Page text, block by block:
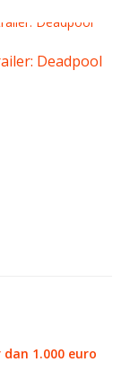
Deadpool
1.000 euro